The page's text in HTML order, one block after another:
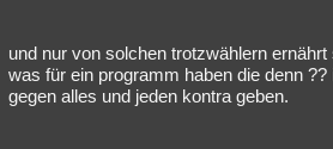
und nur von solchen trotzwählern ernährt
was für ein programm haben die denn
gegen alles und jeden kontra geben.